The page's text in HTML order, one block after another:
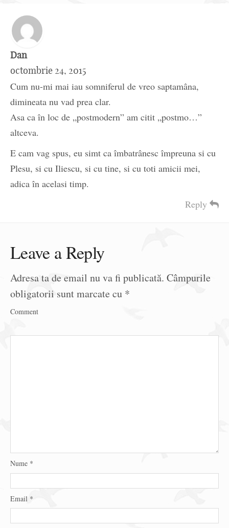
Dan
octombrie 24, 2015
Cum nu-mi mai iau somniferul de vreo saptamâna,
dimineata nu vad prea clar.
Asa ca în loc de „postmodern” am citit „postmo…”
altceva.
E cam vag spus, eu simt ca îmbatrânesc împreuna si cu
Plesu, si cu Iliescu, si cu tine, si cu toti amicii mei,
adica în acelasi timp.
Reply
Leave a Reply
Adresa ta de email nu va fi publicată. Câmpurile
obligatorii sunt marcate cu *
Comment
Nume *
Email *